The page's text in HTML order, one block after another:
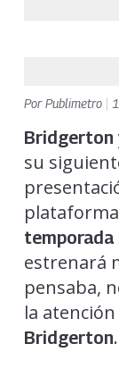
PorPublimetro
Bridgerton
su
temporada
estrenará
pensaba,
la
Bridgerton.